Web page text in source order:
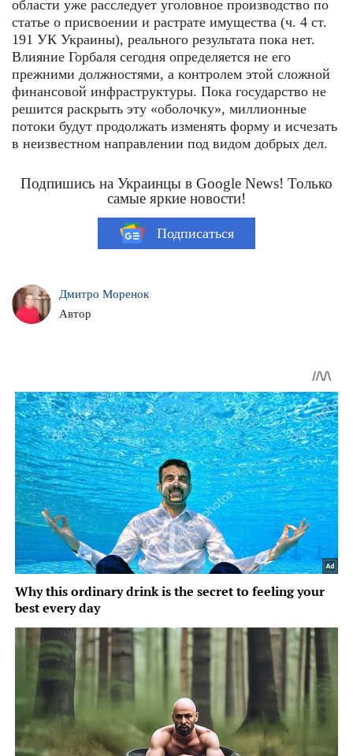
области уже расследует уголовное производство по
статье о присвоении и растрате имущества (ч. 4 ст.
191 УК Украины), реального результата пока нет.
Влияние Горбаля сегодня определяется не его
прежними должностями, а контролем этой сложной
финансовой инфраструктуры. Пока государство не
решится раскрыть эту «оболочку», миллионные
потоки будут продолжать изменять форму и исчезать
в неизвестном направлении под видом добрых дел.
Подпишись на Украинцы в Google News! Только
самые яркие новости!
Подписаться
Дмитро Моренок
Автор